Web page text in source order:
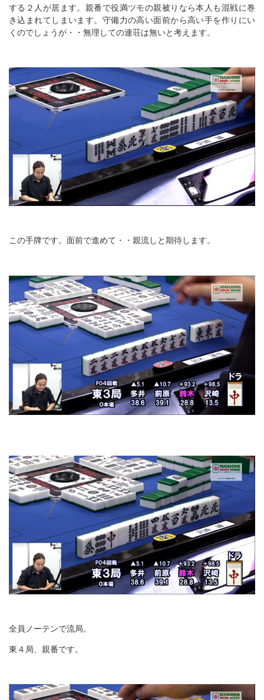
する２人が居ます。親番で役満ツモの親被りなら本人も混戦に巻
き込まれてしまいます。守備力の高い面前から高い手を作りにい
くのでしょうが・・無理しての連荘は無いと考えます。
この手牌です。面前で進めて・・親流しと期待します。
全員ノーテンで流局。
東４局、親番です。